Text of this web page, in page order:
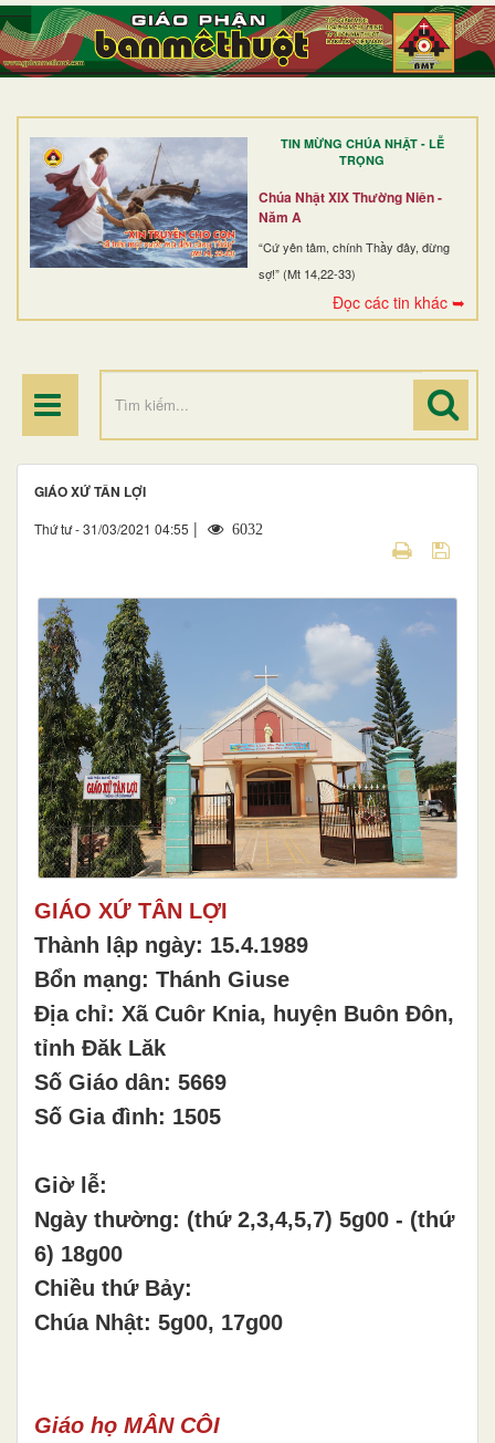
TIN MỪNG CHÚA NHẬT - LỄ
TRỌNG
Chúa Nhật XIX Thường Niên -
Năm A
“Cứ yên tâm, chính Thầy đây, đừng
sợ!” (Mt 14,22-33)
Đọc các tin khác ➥
TRANG NHẤT
GIỚI THIỆU
DÒNG TU
BAN MỤC VỤ
ĐOÀN THỂ CG
ĐIỂM HÀNH HƯƠNG
GIÁO XỨ TÂN LỢI
Thứ tư - 31/03/2021 04:55 | 6032
GIÁO XỨ TÂN LỢI
Thành lập ngày: 15.4.1989
Bổn mạng: Thánh Giuse
Địa chỉ: Xã Cuôr Knia, huyện Buôn Đôn,
tỉnh Đăk Lăk
Số Giáo dân: 5669
Số Gia đình: 1505
Giờ lễ:
Ngày thường: (thứ 2,3,4,5,7) 5g00 - (thứ
6) 18g00
Chiều thứ Bảy:
Chúa Nhật: 5g00, 17g00
Giáo họ MÂN CÔI